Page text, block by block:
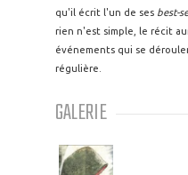
qu'il écrit l'un de ses best-
rien n'est simple, le récit
événements qui se
régulière.
GALERIE